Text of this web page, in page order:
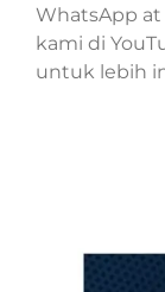
WhatsApp at
kami di
untuk lebih